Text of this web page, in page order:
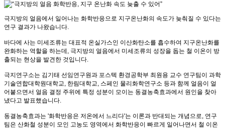
극지방의 얼음에서 일어나는 화학반응으로 지구온난화의 속도가 늦춰질 수 있다는
연구 결과가 나왔습니다.
바다에 사는 미세조류는 대표적 온실가스인 이산화탄소를 흡수하여 지구온난화를
완화하는 역할을 하는데, 극지방의 얼음에서 미세조류의 성장을 돕는 철 이온이 방
출되는 현상을 발견한 것입니다.
극지연구소는 김기태 선임연구원과 포스텍 환경공학부 최원용 교수 연구팀이 과학
기술연합대학원대학교, 한림대학교, 스페인 물리화학연구소 등과 함께 얼음이 얼
어붙으면서 얼음 결정 주위에 특정 성분이 모이는 동결농축효과에서 원인을 찾아
냈다고 발표했습니다.
동결농축효과는 '화학반응은 저온에서 느리다'는 이론과 반대되는 개념으로, 연구
팀은 산화철 성분이 모인 고농도 영역에서 화학반응이 빠르게 일어나면서 철 이온